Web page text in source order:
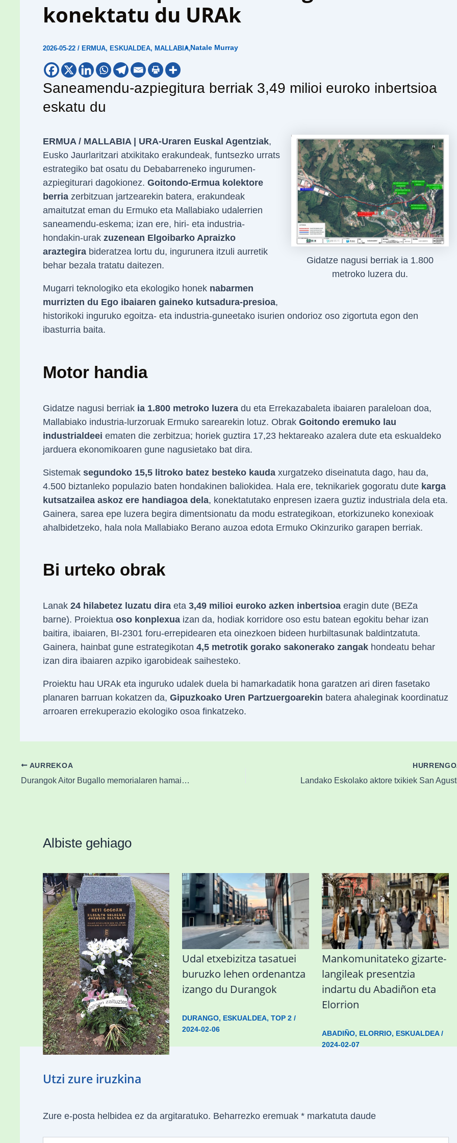
konektatu du URAk
2026-05-22 / ERMUA, ESKUALDEA, MALLABIA,
• Natale Murray
Saneamendu-azpiegitura berriak 3,49 milioi euroko inbertsioa
eskatu du
Gidatze nagusi berriak ia 1.800
metroko luzera du.
ERMUA / MALLABIA | URA-Uraren Euskal Agentziak,
Eusko Jaurlaritzari atxikitako erakundeak, funtsezko urrats
estrategiko bat osatu du Debabarreneko ingurumen-
azpiegiturari dagokionez. Goitondo-Ermua kolektore
berriazerbitzuan jartzearekin batera, erakundeak
amaitutzat eman du Ermuko eta Mallabiako udalerrien
saneamendu-eskema; izan ere, hiri- eta industria-
hondakin-urak zuzenean Elgoibarko Apraizko
araztegirabideratzea lortu du, ingurunera itzuli aurretik
behar bezala tratatu daitezen.
Mugarri teknologiko eta ekologiko honek nabarmen
murrizten du Ego ibaiaren gaineko kutsadura-presioa,
historikoki inguruko egoitza- eta industria-guneetako isurien ondorioz oso zigortuta egon den
ibasturria baita.
Motor handia
Gidatze nagusi berriak ia 1.800 metroko luzeradu eta Errekazabaleta ibaiaren paraleloan doa,
Mallabiako industria-lurzoruak Ermuko sarearekin lotuz. Obrak Goitondo eremuko lau
industrialdeei ematen die zerbitzua; horiek guztira 17,23 hektareako azalera dute eta eskualdeko
jarduera ekonomikoaren gune nagusietako bat dira.
Sistemak segundoko 15,5 litroko batez besteko kaudaxurgatzeko diseinatuta dago, hau da,
4.500 biztanleko populazio baten hondakinen baliokidea. Hala ere, teknikariek gogoratu dute karga
kutsatzailea askoz ere handiagoa dela, konektatutako enpresen izaera guztiz industriala dela eta.
Gainera, sarea epe luzera begira dimentsionatu da modu estrategikoan, etorkizuneko konexioak
ahalbidetzeko, hala nola Mallabiako Berano auzoa edota Ermuko Okinzuriko garapen berriak.
Bi urteko obrak
Lanak 24 hilabetez luzatu diraeta 3,49 milioi euroko azken inbertsioaeragin dute (BEZa
barne). Proiektua oso konplexuaizan da, hodiak korridore oso estu batean egokitu behar izan
baitira, ibaiaren, BI-2301 foru-errepidearen eta oinezkoen bideen hurbiltasunak baldintzatuta.
Gainera, hainbat gune estrategikotan 4,5 metrotik gorako sakonerako zangakhondeatu behar
izan dira ibaiaren azpiko igarobideak saihesteko.
Proiektu hau URAk eta inguruko udalek duela bi hamarkadatik hona garatzen ari diren fasetako
planaren barruan kokatzen da, Gipuzkoako Uren Partzuergoarekin batera ahaleginak koordinatuz
arroaren errekuperazio ekologiko osoa finkatzeko.
AURREKOA
Durangok Aitor Bugallo memorialaren hamaikagarren edizioa ospatuko du
Albiste gehiago
«Azkenengo 40 urteetan
Zaldibar jo zuen
ingurumen-
hondamendirik larriena»
ESKUALDEA,ZALDIBAR/2024-02-
06
Udal etxebizitza tasatuei
buruzko lehen ordenantza
izango du Durangok
DURANGO, ESKUALDEA,TOP 2 /
2024-02-06
Mankomunitateko gizarte-
langileak presentzia
indartu du Abadiñon eta
Elorrion
ABADIÑO, ELORRIO, ESKUALDEA/
2024-02-07
Utzi zure iruzkina
Zure e-posta helbidea ez da argitaratuko. Beharrezko eremuak *markatuta daude